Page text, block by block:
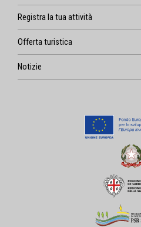
Registra la tua attività
Offerta turistica
Notizie